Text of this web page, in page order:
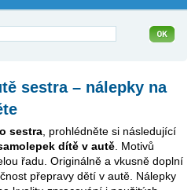
sestra – nálepky na
sestra , prohlédněte si následující
dítě v autě . Motivů
řadu. Originálně a vkusně doplní
přepravy dětí v autě. Nálepky